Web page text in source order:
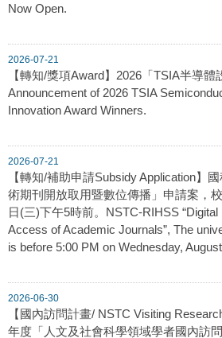
Now Open.
2026-07-21
【轉知/獎項Award】2026「TSIA半導
Announcement of 2026 TSIA
Innovation Award Winners.
2026-07-21
【轉知/補助申請Subsidy Application】
術期刊開放取用暨數位傳播」申請案，
日(三)下午5時前。NSTC-RIHSS
Access of Academic Journals”, The
is before 5:00 PM on Wednesday,
2026-06-30
【國內訪問計畫/ NSTC Visiting
年度「人文及社會科學領域學者國內訪